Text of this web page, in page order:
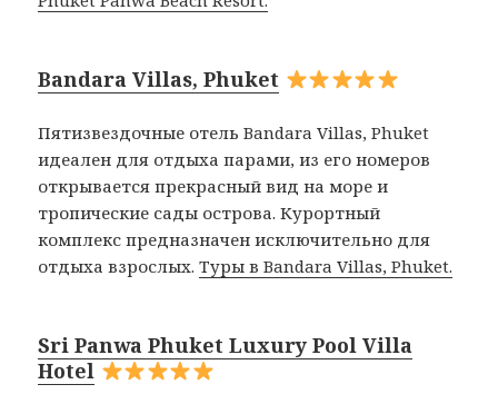
Bandara Villas, Phuket
Пятизвездочные отель Bandara Villas, Phuket
идеален для отдыха парами, из его номеров
открывается прекрасный вид на море и
тропические сады острова. Курортный
комплекс предназначен исключительно для
отдыха взрослых.Туры в Bandara Villas, Phuket.
Sri Panwa Phuket Luxury Pool Villa
Hotel